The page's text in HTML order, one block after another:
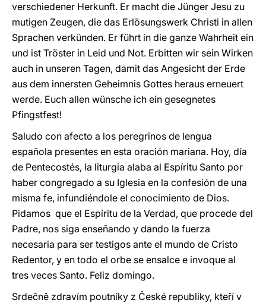
verschiedener Herkunft. Er macht die Jünger Jesu zu
mutigen Zeugen, die das Erlösungswerk Christi in allen
Sprachen verkünden. Er führt in die ganze Wahrheit ein
und ist Tröster in Leid und Not. Erbitten wir sein Wirken
auch in unseren Tagen, damit das Angesicht der Erde
aus dem innersten Geheimnis Gottes heraus erneuert
werde. Euch allen wünsche ich ein gesegnetes
Pfingstfest!
Saludo con afecto a los peregrinos de lengua
española presentes en esta oración mariana. Hoy, día
de Pentecostés, la liturgia alaba al Espíritu Santo por
haber congregado a su Iglesia en la confesión de una
misma fe, infundiéndole el conocimiento de Dios.
Pidamos que el Espíritu de la Verdad, que procede del
Padre, nos siga enseñando y dando la fuerza
necesaria para ser testigos ante el mundo de Cristo
Redentor, y en todo el orbe se ensalce e invoque al
tres veces Santo. Feliz domingo.
Srdečně zdravím poutníky z České republiky, kteří v